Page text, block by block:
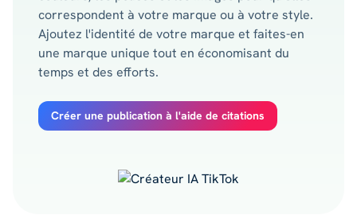
correspondent à votre marque ou à votre style.
Ajoutez l'identité de votre marque et faites-en
une marque unique tout en économisant du
temps et des efforts.
Créer une publication à l'aide de citations